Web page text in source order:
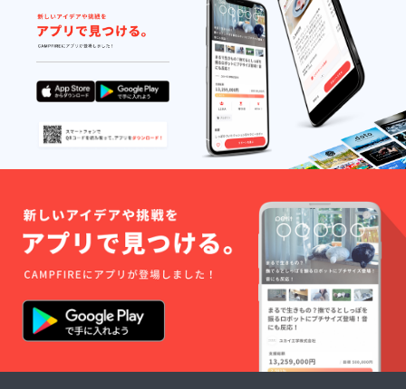
んの応援も手がけていきた
いと考えています。 ほんと
うに微力で小さな取り組み
かも知れませんが、皆さん
の応援によって、どうか全
国的な「まちの本屋」への
援をよろしくお願いいたし
ます。 2017年8月19日 大
杉 潤
2017年8月13日 大杉 潤
議会議
員）④
城村典
子さん
（書籍
編集
者）⑤
上杉惠
理子さ
ん（和
装イ
メージ
ルタン
ト）
（元
NHK
キャス
ター）
②三宅
哲之さ
ん（起
業ス
クール
のフ
リー
エー
トアカ
デミー
学長）
③石井
めぐみ
さん
（女優･
国立市
議会議
城村典
子さん
（書籍